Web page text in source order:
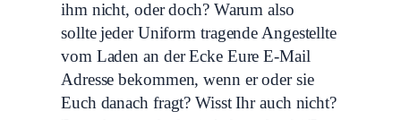
ihm nicht, oder doch? Warum also
solltejeder Uniform tragende Angestellte
vom Laden an der Ecke Eure E-Mail
Adresse bekommen, wenn er oder sie
Euch danach fragt? Wisst Ihr auch nicht?